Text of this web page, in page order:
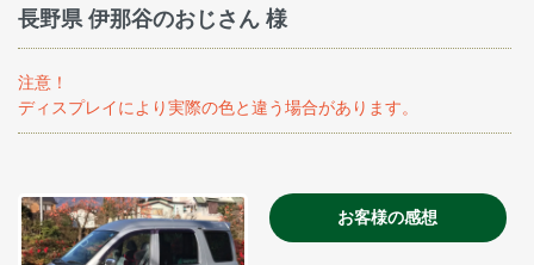
長野県 伊那谷のおじさん 様
注意！
ディスプレイにより実際の色と違う場合があります。
お客様の感想